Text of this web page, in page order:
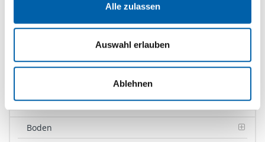
Alle zulassen
Auswahl erlauben
Ablehnen
Produktkategorien
Boden